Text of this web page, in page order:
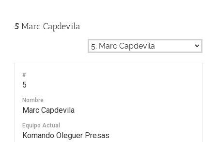
5 Marc Capdevila
#
5
Nombre
Marc Capdevila
Equipo Actual
Komando Oleguer Presas